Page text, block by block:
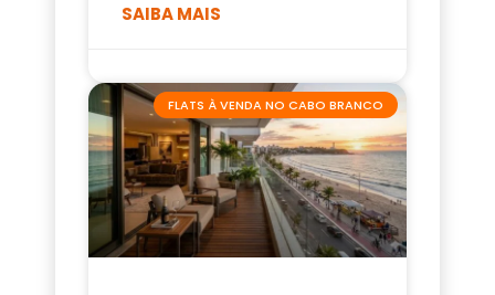
SAIBA MAIS
FLATS À VENDA NO CABO BRANCO